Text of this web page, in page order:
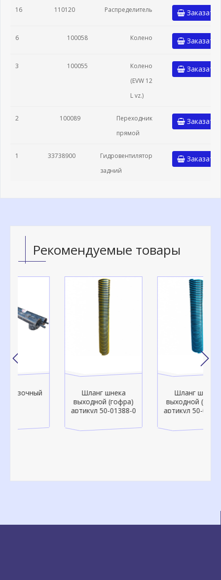
16 110120 Распределитель Заказать
6 100058 Колено Заказать
3 100055
Колено
(EVW 12
L vz.)
Заказать
2 100089
Переходник
прямой
Заказать
1 33738900
Гидровентилятор
задний
Заказать
Рекомендуемые товары
Шланг шнека
выходной (гофра)
артикул 50-01388-0
Шланг шнека
выходной (гофра)
артикул 50-01335-0